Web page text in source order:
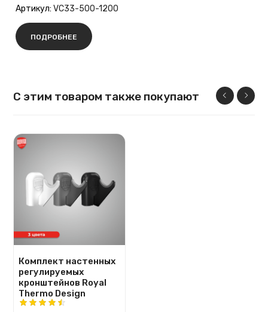
Артикул: VC33-500-1200
ПОДРОБНЕЕ
С этим товаром также покупают
Комплект настенных
регулируемых
кронштейнов Royal
Thermo Design